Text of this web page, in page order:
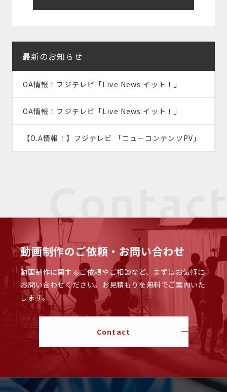
ー
ョ
ン
最新のお知らせ
OA情報！フジテレビ「Live News イット！」
OA情報！フジテレビ「Live News イット！」
【O.A情報！】フジテレビ 「ニューコンテンツPV」
動画制作のご依頼・お問い合わせ
動画制作に関するご依頼やご相談など、まずはお気軽に
お問い合わせください。 お見積もりを無料でご案内いた
します。
Contact